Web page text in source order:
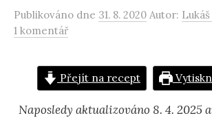
Publikováno dne 31. 8. 2020 Autor:
1 komentář
Přejít na recept
Naposledy aktualizováno 8. 4. 2025